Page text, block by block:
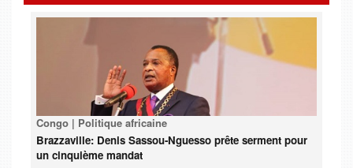
Congo | Politique africaine
Brazzaville: Denis Sassou-Nguesso prête serment pour
un cinquième mandat